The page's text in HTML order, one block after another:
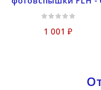
1 001 ₽